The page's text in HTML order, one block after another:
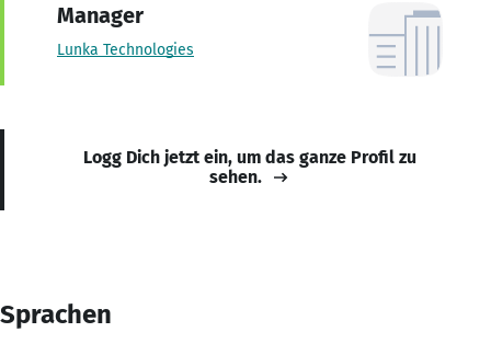
Manager
Lunka Technologies
Logg Dich jetzt ein, um das ganze Profil zu
sehen.
Sprachen